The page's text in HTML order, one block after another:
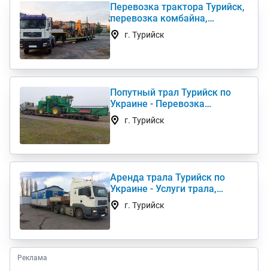
Перевозка трактора Турийск,
перевозка комбайна,
перевезти негабарит
г. Турийск
Попутный трал Турийск по
Украине - Перевозка
негабаритных грузов
г. Турийск
Аренда трала Турийск по
Украине - Услуги трала,
низкорамный трал
г. Турийск
Реклама